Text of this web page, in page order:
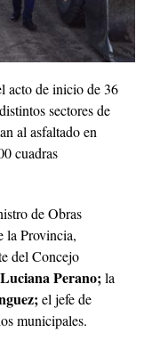
acto de inicio de 36
sectores de
al asfaltado en
cuadras
de Obras
la Provincia,
del Concejo
Luciana Perano;la
el jefe de
municipales.